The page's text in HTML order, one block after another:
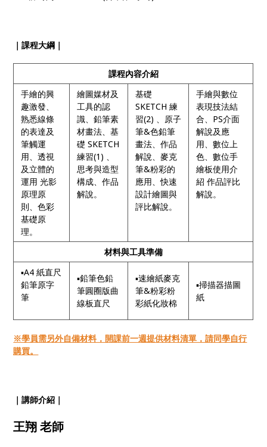
｜課程大綱｜
課程內容介紹
手繪的興
趣激發、
熟悉線條
的表達及
筆觸運
用、透視
及立體的
運用 光影
原理原
則、色彩
基礎原
理。
繪圖媒材及
工具的認
識、鉛筆素
材畫法、基
礎 SKETCH
練習(1) 、
思考與造型
構成、作品
解說。
基礎
SKETCH 練
習(2) 、原子
筆&色鉛筆
畫法、作品
解說、麥克
筆&粉彩的
應用、快速
設計繪圖與
評比解說。
手繪與數位
表現技法結
合、PS介面
解說及應
用、數位上
色、數位手
繪板使用介
紹 作品評比
解說。
材料與工具準備
▪A4 紙直尺
鉛筆原字
筆
▪鉛筆色鉛
筆圓圈版曲
線板直尺
▪速繪紙麥克
筆&粉彩粉
彩紙化妝棉
▪掃描器描圖
紙
※學員需另外自備材料，開課前一週提供材料清單，請同學自行
購買。
｜講師介紹｜
王翔 老師